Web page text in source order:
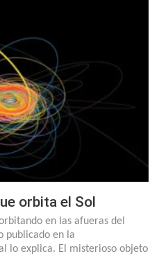
orbita el Sol
en las afueras del
publicado en la
lo explica. El misterioso objeto